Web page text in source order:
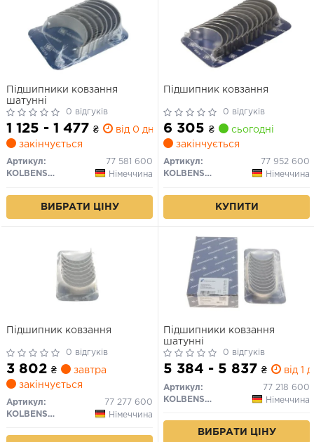
Підшипники ковзання
шатунні
0 відгуків
1 125 - 1 477 ₴
від 0 дн.
закінчується
Артикул:
77 581 600
KOLBENSCHMIDT
Німеччина
ВИБРАТИ ЦІНУ
Підшипник ковзання
0 відгуків
6 305 ₴
сьогодні
закінчується
Артикул:
77 952 600
KOLBENSCHMIDT
Німеччина
КУПИТИ
Підшипник ковзання
0 відгуків
3 802 ₴
завтра
закінчується
Артикул:
77 277 600
KOLBENSCHMIDT
Німеччина
Підшипники ковзання
шатунні
0 відгуків
5 384 - 5 837 ₴ від 1
Артикул:
77 218 600
KOLBENSCHMIDT
Німеччина
ВИБРАТИ ЦІНУ